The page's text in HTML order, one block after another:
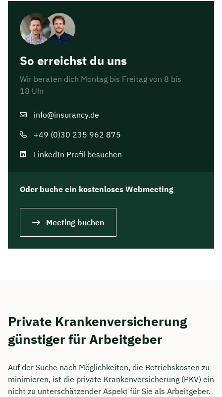
So erreichst du uns
Wir beraten dich Montag bis Freitag von 8 bis
18 Uhr
info@insurancy.de
+49 (0)30 235 962 875
LinkedIn Profil besuchen
Oder buche ein kostenloses Webmeeting
Meeting buchen
Private Krankenversicherung
günstiger für Arbeitgeber
Auf der Suche nach Möglichkeiten, die Betriebskosten zu
minimieren, ist die private Krankenversicherung (PKV) ein
nicht zu unterschätzender Aspekt für Sie als Arbeitgeber.